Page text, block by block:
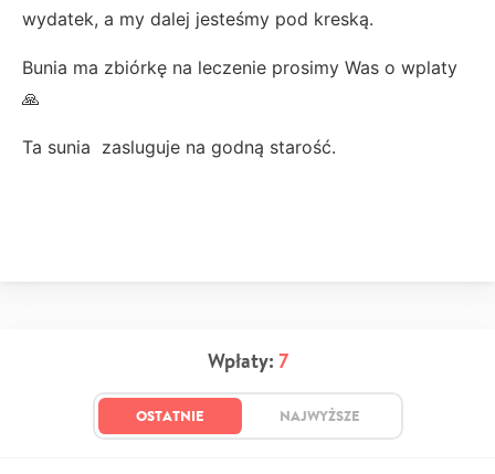
wydatek, a my dalej jesteśmy pod kreską.
Bunia ma zbiórkę na leczenie prosimy Was o wplaty
🙏
Ta sunia zasluguje na godną starość.
Wpłaty: 7
OSTATNIE NAJWYŻSZE